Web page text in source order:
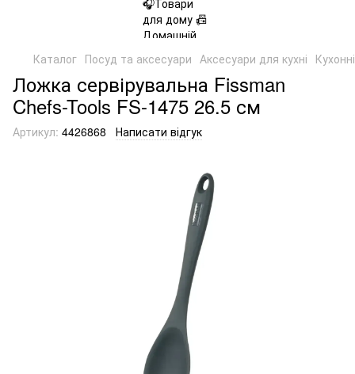
Каталог Посуд та аксесуари Аксесуари для кухні
Ложка сервірувальна Fissman
Chefs-Tools FS-1475 26.5 см
Артикул: 4426868 Написати відгук